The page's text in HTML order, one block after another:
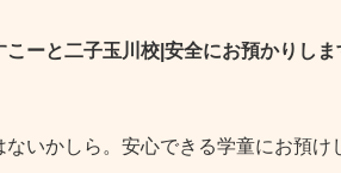
ーと二子玉川校|安全にお預かりしま
ないかしら。安心できる学童にお預け